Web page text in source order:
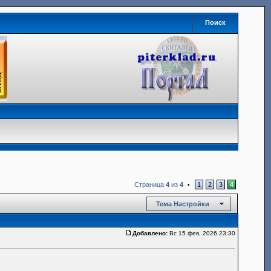
Поиск
Страница 4из 4 • 1 2 3 4
Тема Настройки
Добавлено:Вс 15 фев, 2026 23:30